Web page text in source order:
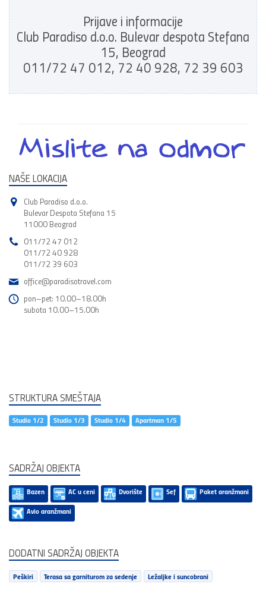
Prijave i informacije
Club Paradiso d.o.o. Bulevar despota Stefana
15, Beograd
011/72 47 012, 72 40 928, 72 39 603
NAŠE LOKACIJA
Club Paradiso d.o.o.
Bulevar Despota Stefana 15
11000 Beograd
011/72 47 012
011/72 40 928
011/72 39 603
office@paradisotravel.com
pon–pet: 10.00–18.00h
subota 10.00–15.00h
STRUKTURA SMEŠTAJA
Studio 1/2 Studio 1/3 Studio 1/4 Apartman 1/5
SADRŽAJ OBJEKTA
Bazen AC u ceni Dvorište Sef
Paket aranžmani
Avio aranžmani
DODATNI SADRŽAJ OBJEKTA
Peškiri Terasa sa garniturom za sedenje Ležaljke i suncobrani